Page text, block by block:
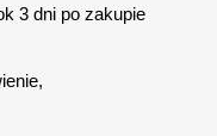
3 dni po zakupie